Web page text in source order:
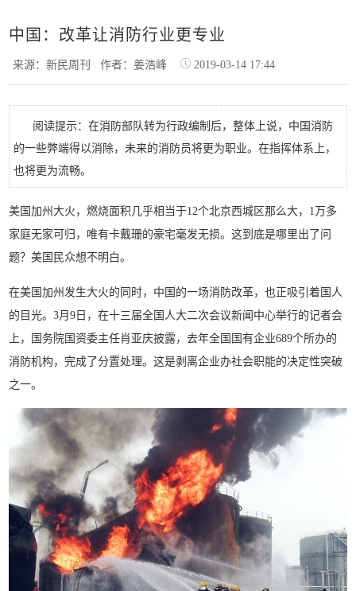
中国：改革让消防行业更专业
来源：新民周刊作者：姜浩峰 2019-03-14 17:44
阅读提示：在消防部队转为行政编制后，整体上说，中国消防
的一些弊端得以消除，未来的消防员将更为职业。在指挥体系上，
也将更为流畅。
美国加州大火，燃烧面积几乎相当于12个北京西城区那么大，1万多
家庭无家可归，唯有卡戴珊的豪宅毫发无损。这到底是哪里出了问
题？美国民众想不明白。
在美国加州发生大火的同时，中国的一场消防改革，也正吸引着国人
的目光。3月9日，在十三届全国人大二次会议新闻中心举行的记者会
上，国务院国资委主任肖亚庆披露，去年全国国有企业689个所办的
消防机构，完成了分置处理。这是剥离企业办社会职能的决定性突破
之一。